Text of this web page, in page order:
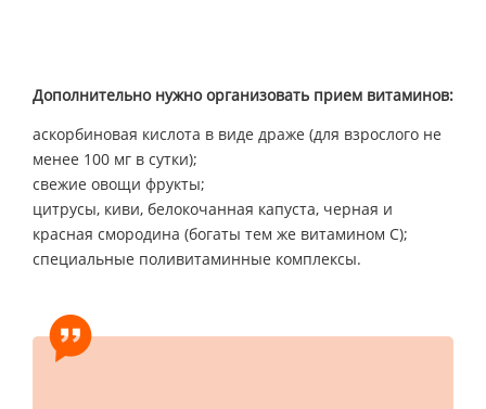
Дополнительно нужно организовать прием витаминов:
аскорбиновая кислота в виде драже (для взрослого не
менее 100 мг в сутки);
свежие овощи фрукты;
цитрусы, киви, белокочанная капуста, черная и
красная смородина (богаты тем же витамином С);
специальные поливитаминные комплексы.